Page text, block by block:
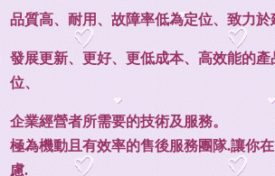
品質高、耐用、故障率低為定位、致力於
發展更新、更好、更低成本、高效能的
位、
企業經營者所需要的技術及服務。
極為機動且有效率的售後服務團隊.讓你
慮.